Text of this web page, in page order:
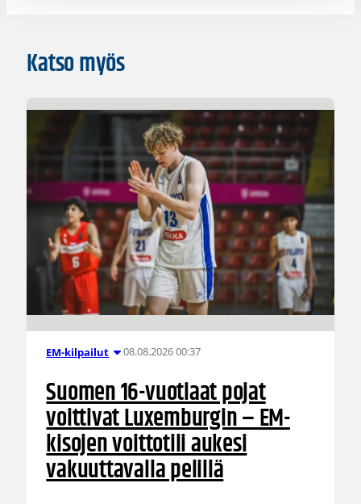
Katso myös
EM-kilpailut 08.08.2026 00:37
Suomen 16-vuotiaat pojat
voittivat Luxemburgin – EM-
kisojen voittotili aukesi
vakuuttavalla pelillä